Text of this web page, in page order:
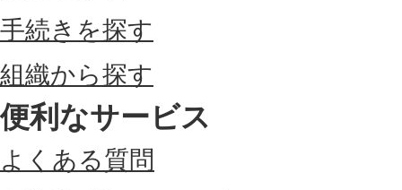
手続きを探す
組織から探す
便利なサービス
よくある質問